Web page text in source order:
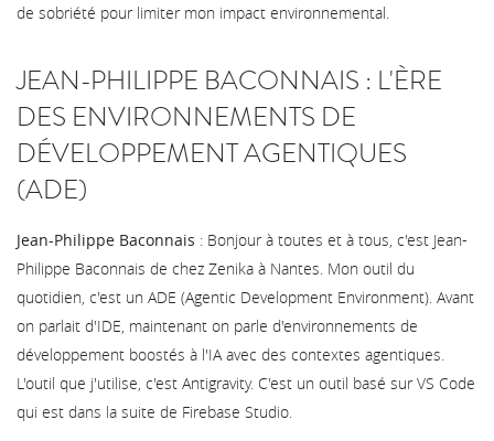
de sobriété pour limiter mon impact environnemental.
JEAN-PHILIPPE BACONNAIS : L'ÈRE
DES ENVIRONNEMENTS DE
DÉVELOPPEMENT AGENTIQUES
(ADE)
Jean-Philippe Baconnais : Bonjour à toutes et à tous, c'est Jean-
Philippe Baconnais de chez Zenika à Nantes. Mon outil du
quotidien, c'est un ADE (Agentic Development Environment). Avant
on parlait d'IDE, maintenant on parle d'environnements de
développement boostés à l'IA avec des contextes agentiques.
L'outil que j'utilise, c'est Antigravity. C'est un outil basé sur VS Code
qui est dans la suite de Firebase Studio.